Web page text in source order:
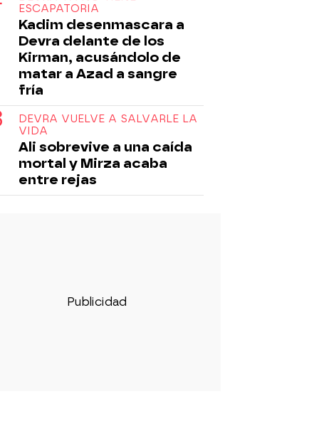
ESCAPATORIA
Kadim desenmascara a
Devra delante de los
Kirman, acusándolo de
matar a Azad a sangre
fría
DEVRA VUELVE A SALVARLE LA
VIDA
Ali sobrevive a una caída
mortal y Mirza acaba
entre rejas